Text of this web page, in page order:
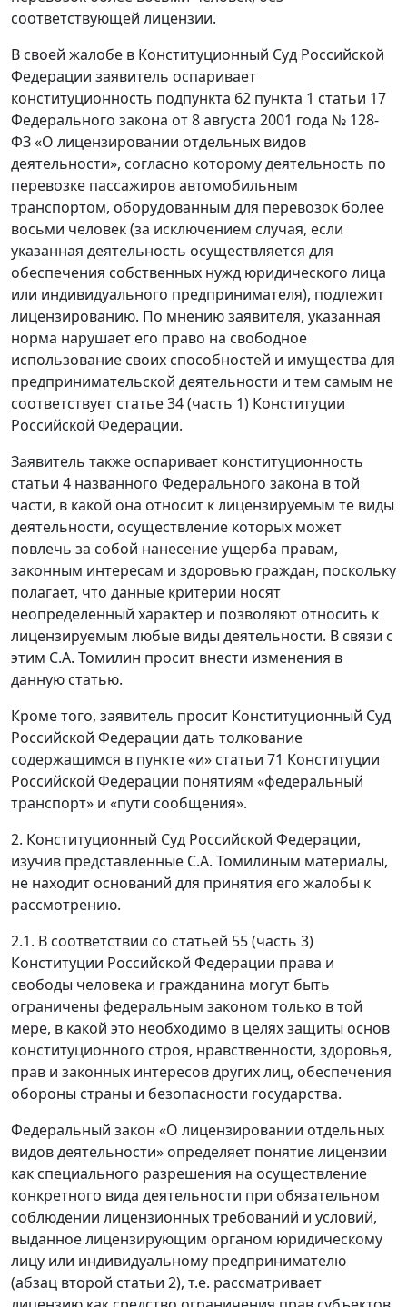
соответствующей лицензии.
В своей жалобе в Конституционный Суд Российской
Федерации заявитель оспаривает
конституционность подпункта 62 пункта 1 статьи 17
Федерального закона от 8 августа 2001 года № 128-
ФЗ «О лицензировании отдельных видов
деятельности», согласно которому деятельность по
перевозке пассажиров автомобильным
транспортом, оборудованным для перевозок более
восьми человек (за исключением случая, если
указанная деятельность осуществляется для
обеспечения собственных нужд юридического лица
или индивидуального предпринимателя), подлежит
лицензированию. По мнению заявителя, указанная
норма нарушает его право на свободное
использование своих способностей и имущества для
предпринимательской деятельности и тем самым не
соответствует статье 34 (часть 1) Конституции
Российской Федерации.
Заявитель также оспаривает конституционность
статьи 4 названного Федерального закона в той
части, в какой она относит к лицензируемым те виды
деятельности, осуществление которых может
повлечь за собой нанесение ущерба правам,
законным интересам и здоровью граждан, поскольку
полагает, что данные критерии носят
неопределенный характер и позволяют относить к
лицензируемым любые виды деятельности. В связи с
этим С.А. Томилин просит внести изменения в
данную статью.
Кроме того, заявитель просит Конституционный Суд
Российской Федерации дать толкование
содержащимся в пункте «и» статьи 71 Конституции
Российской Федерации понятиям «федеральный
транспорт» и «пути сообщения».
2. Конституционный Суд Российской Федерации,
изучив представленные С.А. Томилиным материалы,
не находит оснований для принятия его жалобы к
рассмотрению.
2.1. В соответствии со статьей 55 (часть 3)
Конституции Российской Федерации права и
свободы человека и гражданина могут быть
ограничены федеральным законом только в той
мере, в какой это необходимо в целях защиты основ
конституционного строя, нравственности, здоровья,
прав и законных интересов других лиц, обеспечения
обороны страны и безопасности государства.
Федеральный закон «О лицензировании отдельных
видов деятельности» определяет понятие лицензии
как специального разрешения на осуществление
конкретного вида деятельности при обязательном
соблюдении лицензионных требований и условий,
выданное лицензирующим органом юридическому
лицу или индивидуальному предпринимателю
(абзац второй статьи 2), т.е. рассматривает